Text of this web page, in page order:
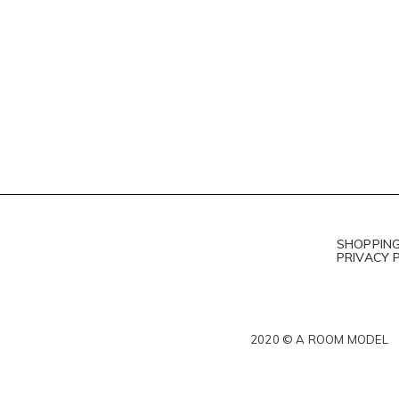
PRIVACY
2020 © A ROOM MODEL